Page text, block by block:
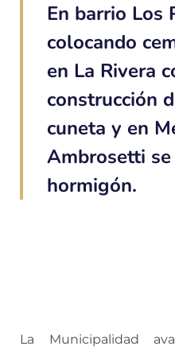
En barrio Los
colocando
en La Rivera
construcción
cuneta y en
Ambrosetti
hormigón.
La Municipalidad